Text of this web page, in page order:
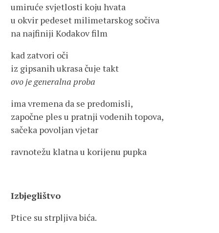
umiruće svjetlosti koju hvata
u okvir pedeset milimetarskog sočiva
na najfiniji Kodakov film
kad zatvori oči
iz gipsanih ukrasa čuje takt
ovo je generalna proba
ima vremena da se predomisli,
započne ples u pratnji vodenih topova,
sačeka povoljan vjetar
ravnotežu klatna u korijenu pupka
Izbjeglištvo
Ptice su strpljiva bića.